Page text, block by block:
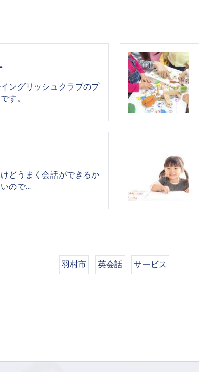
ングリッシュクラブのプ
す。
どうまく会話ができるか
ので…
羽村市 英会話 サービス